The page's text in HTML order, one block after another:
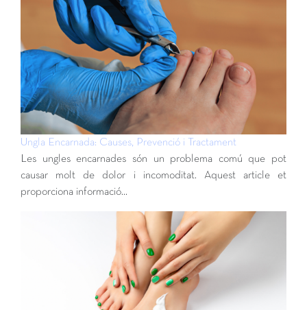
Ungla Encarnada: Causes, Prevenció i Tractament
Les ungles encarnades són un problema comú que pot
causar molt de dolor i incomoditat. Aquest article et
proporciona informació…